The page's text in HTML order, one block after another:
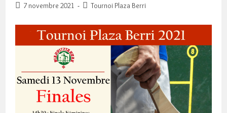
Publication
7 novembre 2021
PostTournoi Plaza Berri